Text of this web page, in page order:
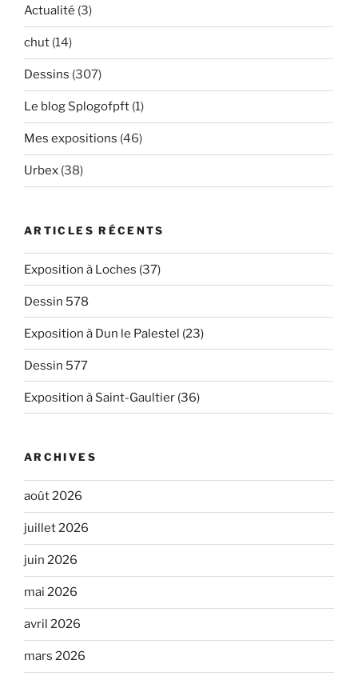
Actualité (3)
chut (14)
Dessins (307)
Le blog Splogofpft (1)
Mes expositions (46)
Urbex (38)
ARTICLES RÉCENTS
Exposition à Loches (37)
Dessin 578
Exposition à Dun le Palestel (23)
Dessin 577
Exposition à Saint-Gaultier (36)
ARCHIVES
août 2026
juillet 2026
juin 2026
mai 2026
avril 2026
mars 2026